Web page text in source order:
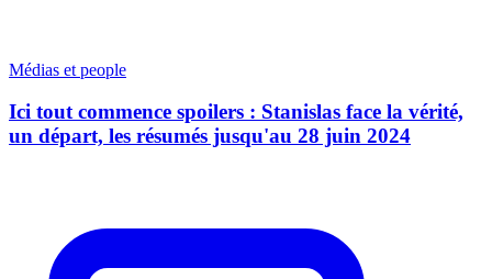
Médias et people
Ici tout commence spoilers : Stanislas face la vérité,
un départ, les résumés jusqu'au 28 juin 2024